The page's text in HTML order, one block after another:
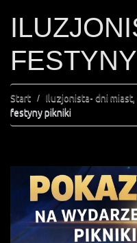
Start Iluzjonista- dni
festyny pikniki